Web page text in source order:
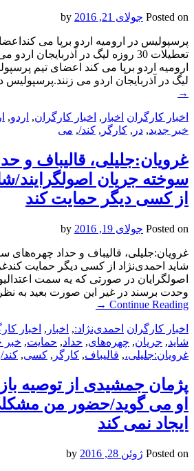
Posted on جولای 21, 2016
پرسپولیس در ارومیه اردو برپا می
تعطیلات 30 روزه لیگ در آذربایجان
لیگ در آذربایجان اردو می
→
اخبار کارگران اخبار , اخبار کارگران, اردو,
خبر جدید, در , کارگر , کند/, می
غرویان:جلیلی، قالیباف و
سوخته جریان اصولگرایند/
از کسی دیگر حمایت کند
Posted on جولای 19, 2016
غرویان:جلیلی، قالیباف و حداد چهره‌های
شاید احمدی‌نژاد از کسی دیگر حمایت
اصولگرایان در صورتی که یه سمت
وحدت برسند در غیر این صورت بعید به
Continue Reading
→
اخبار کارگران احمدی‌نژاد:, اخبار , اخبار
شاید, جریان, چهره‌های, حداد, حمایت, خبر
غرویان:جلیلی،, قالیباف, کارگر , کسی, کند/
پژمان جمشیدی از توصیه
او می گوید/حضور من مشکلی
ایجاد نمی کند
Posted on ژوئن 28, 2016